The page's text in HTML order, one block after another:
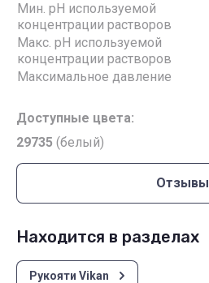
Мин. pH используемой
концентрации растворов
Макс. pH используемой
концентрации растворов
Максимальное давление
Доступные цвета:
29735 (белый)
Отзывы
Находится в разделах
Рукояти Vikan